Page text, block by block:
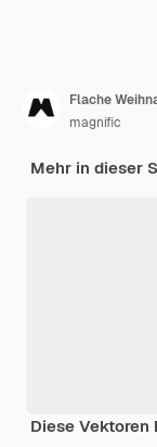
Flache
magnific
Mehr in dieser
Diese